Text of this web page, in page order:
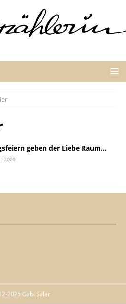
geben der Liebe Raum…
2020
2025 Gabi Saler